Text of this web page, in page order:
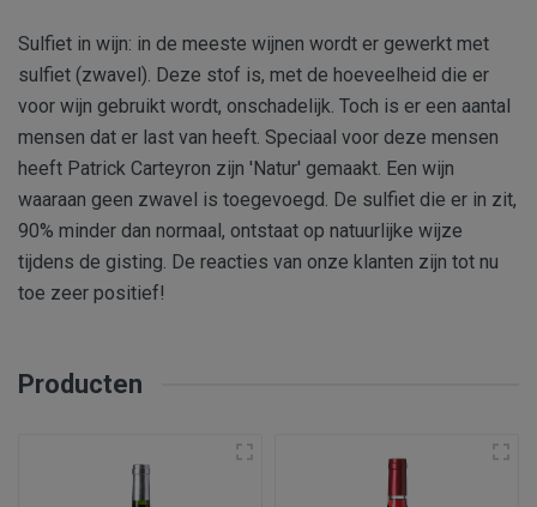
Sulfiet in wijn: in de meeste wijnen wordt er gewerkt met
sulfiet (zwavel). Deze stof is, met de hoeveelheid die er
voor wijn gebruikt wordt, onschadelijk. Toch is er een aantal
mensen dat er last van heeft. Speciaal voor deze mensen
heeft Patrick Carteyron zijn 'Natur' gemaakt. Een wijn
waaraan geen zwavel is toegevoegd. De sulfiet die er in zit,
90% minder dan normaal, ontstaat op natuurlijke wijze
tijdens de gisting. De reacties van onze klanten zijn tot nu
toe zeer positief!
Producten